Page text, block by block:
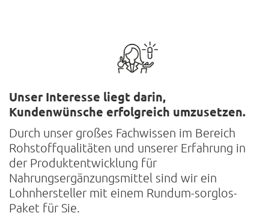
Unser Interesse liegt darin,
Kundenwünsche erfolgreich umzusetzen.
Durch unser großes Fachwissen im Bereich
Rohstoffqualitäten und unserer Erfahrung in
der Produktentwicklung für
Nahrungsergänzungsmittel sind wir ein
Lohnhersteller mit einem Rundum-sorglos-
Paket für Sie.